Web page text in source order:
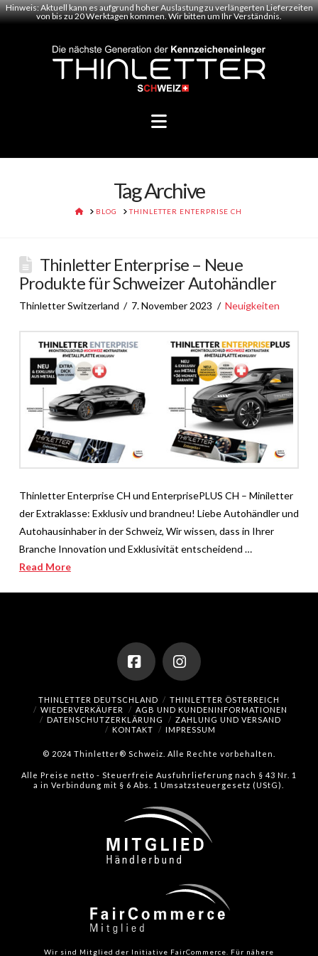
Hinweis: Aktuell kann es aufgrund hoher Auslastung zu verlängerten Lieferzeiten
von bis zu 20 Werktagen kommen. Wir bitten um Ihr Verständnis.
Navigation
Tag Archive
HOME
BLOG THINLETTER ENTERPRISE CH
Thinletter Enterprise – Neue
Produkte für Schweizer Autohändler
Thinletter Switzerland 7. November 2023 Neuigkeiten
Thinletter Enterprise CH und EnterprisePLUS CH – Miniletter
der Extraklasse: Exklusiv und brandneu! Liebe Autohändler und
Autohausinhaber in der Schweiz, Wir wissen, dass in Ihrer
Branche Innovation und Exklusivität entscheidend …
Read More
FacebookInstagram
THINLETTER DEUTSCHLAND
THINLETTER ÖSTERREICH
WIEDERVERKÄUFER
AGB UND KUNDENINFORMATIONEN
DATENSCHUTZERKLÄRUNG
ZAHLUNG UND VERSAND
KONTAKT
IMPRESSUM
© 2024 Thinletter® Schweiz. Alle Rechte vorbehalten.
Alle Preise netto - Steuerfreie Ausfuhrlieferung nach § 43 Nr. 1
a in Verbindung mit § 6 Abs. 1 Umsatzsteuergesetz (UStG).
Wir sind Mitglied der Initiative FairCommerce. Für nähere